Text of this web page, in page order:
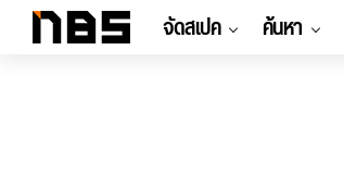
จัดสเปค ค้นหา